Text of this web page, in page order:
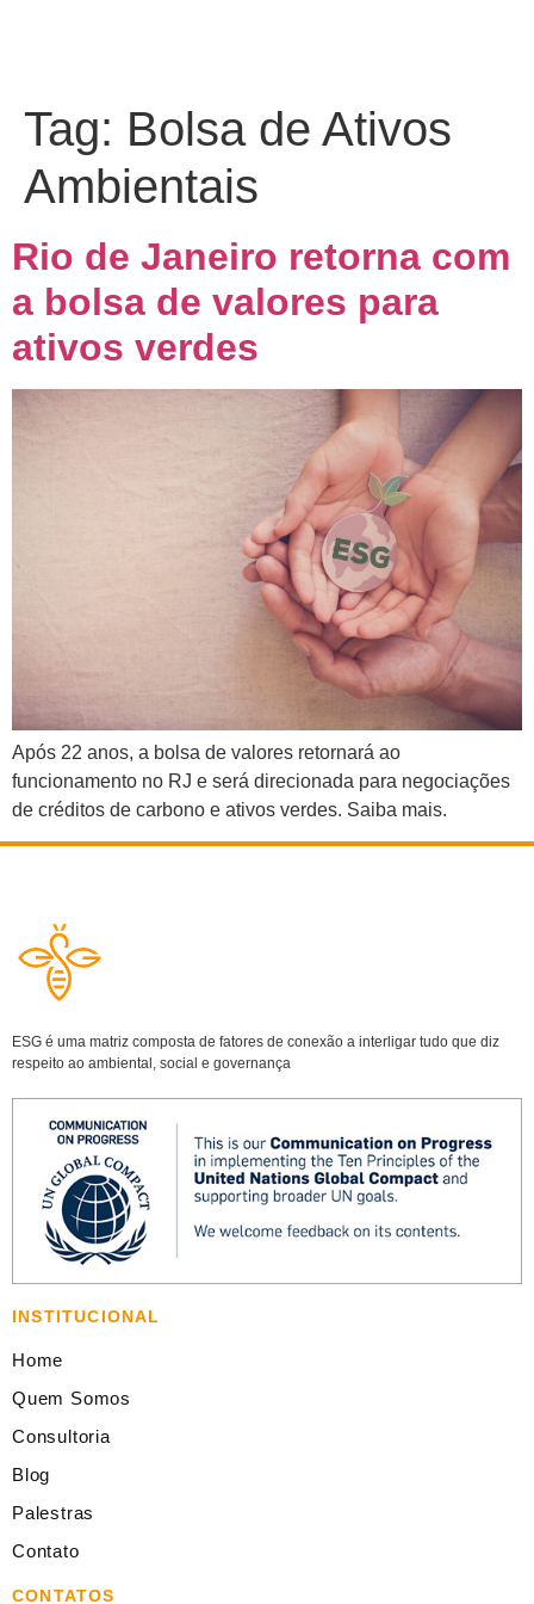
Tag: Bolsa de Ativos
Ambientais
Rio de Janeiro retorna com
a bolsa de valores para
ativos verdes
Após 22 anos, a bolsa de valores retornará ao
funcionamento no RJ e será direcionada para negociações
de créditos de carbono e ativos verdes. Saiba mais.
ESG é uma matriz composta de fatores de conexão a interligar tudo que diz
respeito ao ambiental, social e governança
INSTITUCIONAL
Home
Quem Somos
Consultoria
Blog
Palestras
Contato
CONTATOS